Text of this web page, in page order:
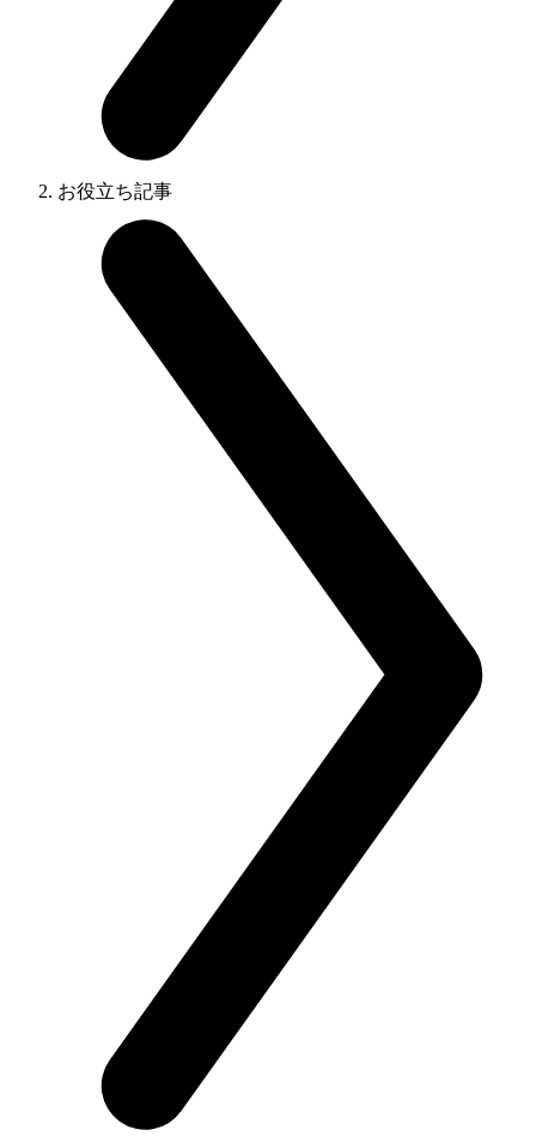
お役立ち記事